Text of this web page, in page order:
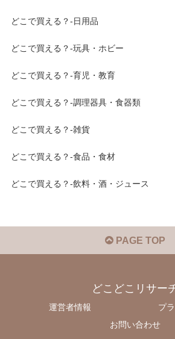
どこで買える？-日用品
どこで買える？-玩具・ホビー
どこで買える？-育児・教育
どこで買える？-調理器具・食器類
どこで買える？-雑貨
どこで買える？-食品・食材
どこで買える？-飲料・酒・ジュース
PAGE TOP
どこどこリサー
運営者情報
プ
お問い合わせ